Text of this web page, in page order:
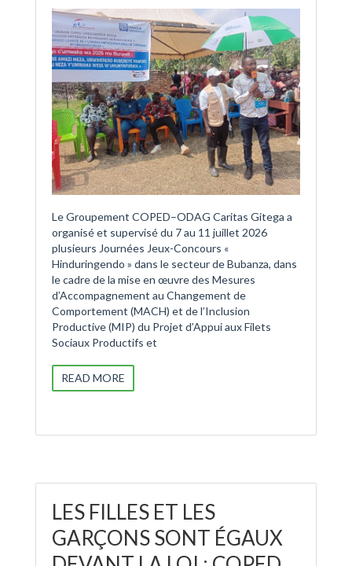
Le Groupement COPED–ODAG Caritas Gitega a
organisé et supervisé du 7 au 11 juillet 2026
plusieurs Journées Jeux-Concours «
Hinduringendo » dans le secteur de Bubanza, dans
le cadre de la mise en œuvre des Mesures
d’Accompagnement au Changement de
Comportement (MACH) et de l’Inclusion
Productive (MIP) du Projet d’Appui aux Filets
Sociaux Productifs et
READ MORE
LES FILLES ET LES
GARÇONS SONT ÉGAUX